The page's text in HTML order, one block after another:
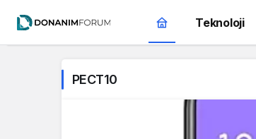
Teknoloji
PECT10